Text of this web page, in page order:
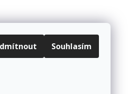
Souhlasím